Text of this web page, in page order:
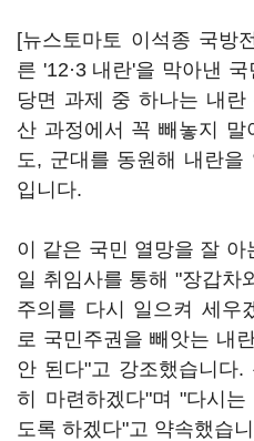
[뉴스토마토 이석종 국방
른 '12·3 내란'을 막아낸
당면 과제 중 하나는 내
산 과정에서 꼭 빼놓지
도, 군대를 동원해 내란
입니다.
이 같은 국민 열망을 잘
일 취임사를 통해 "장갑차
주의를 다시 일으켜 세우
로 국민주권을 빼앗는 내
안 된다"고 강조했습니다
히 마련하겠다"며 "다시
도록 하겠다"고 약속했습